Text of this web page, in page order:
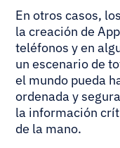
En otros casos,
la creación de
teléfonos y en
un escenario de
el mundo pueda
ordenada y
la información
de la mano.